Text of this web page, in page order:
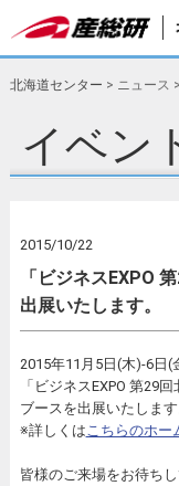
北海道センター > ニュース >
イベン
2015/10/22
「ビジネスEXPO
出展いたします。
2015年11月5日(木)-6日
「ビジネスEXPO 第29
ブースを出展いたします
※詳しくは こちらのホー
皆様のご来場をお待ちし